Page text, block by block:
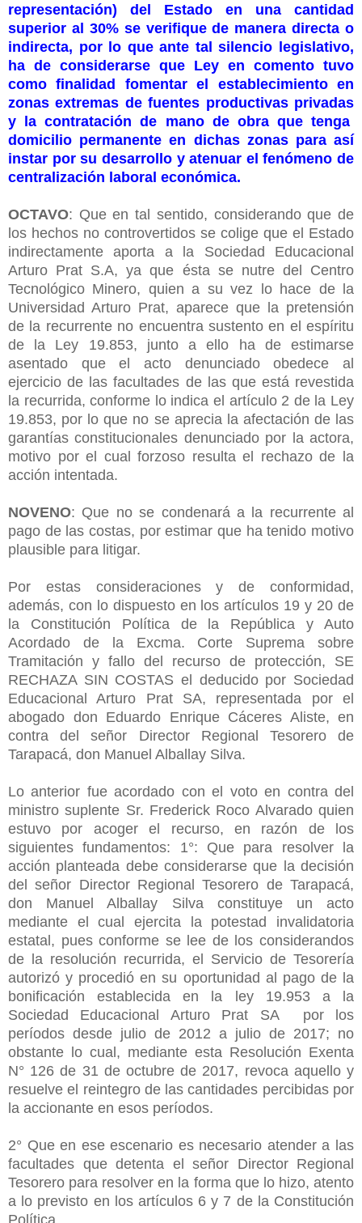
representación) del Estado en una cantidad
superior al 30% se verifique de manera directa o
indirecta, por lo que ante tal silencio legislativo,
ha de considerarse que Ley en comento tuvo
como finalidad fomentar el establecimiento en
zonas extremas de fuentes productivas privadas
y la contratación de mano de obra que tenga
domicilio permanente en dichas zonas para así
instar por su desarrollo y atenuar el fenómeno de
centralización laboral económica.
OCTAVO: Que en tal sentido, considerando que de
los hechos no controvertidos se colige que el Estado
indirectamente aporta a la Sociedad Educacional
Arturo Prat S.A, ya que ésta se nutre del Centro
Tecnológico Minero, quien a su vez lo hace de la
Universidad Arturo Prat, aparece que la pretensión
de la recurrente no encuentra sustento en el espíritu
de la Ley 19.853, junto a ello ha de estimarse
asentado que el acto denunciado obedece al
ejercicio de las facultades de las que está revestida
la recurrida, conforme lo indica el artículo 2 de la Ley
19.853, por lo que no se aprecia la afectación de las
garantías constitucionales denunciado por la actora,
motivo por el cual forzoso resulta el rechazo de la
acción intentada.
NOVENO: Que no se condenará a la recurrente al
pago de las costas, por estimar que ha tenido motivo
plausible para litigar.
Por estas consideraciones y de conformidad,
además, con lo dispuesto en los artículos 19 y 20 de
la Constitución Política de la República y Auto
Acordado de la Excma. Corte Suprema sobre
Tramitación y fallo del recurso de protección, SE
RECHAZA SIN COSTAS el deducido por Sociedad
Educacional Arturo Prat SA, representada por el
abogado don Eduardo Enrique Cáceres Aliste, en
contra del señor Director Regional Tesorero de
Tarapacá, don Manuel Alballay Silva.
Lo anterior fue acordado con el voto en contra del
ministro suplente Sr. Frederick Roco Alvarado quien
estuvo por acoger el recurso, en razón de los
siguientes fundamentos: 1°: Que para resolver la
acción planteada debe considerarse que la decisión
del señor Director Regional Tesorero de Tarapacá,
don Manuel Alballay Silva constituye un acto
mediante el cual ejercita la potestad invalidatoria
estatal, pues conforme se lee de los considerandos
de la resolución recurrida, el Servicio de Tesorería
autorizó y procedió en su oportunidad al pago de la
bonificación establecida en la ley 19.953 a la
Sociedad Educacional Arturo Prat SA por los
períodos desde julio de 2012 a julio de 2017; no
obstante lo cual, mediante esta Resolución Exenta
N° 126 de 31 de octubre de 2017, revoca aquello y
resuelve el reintegro de las cantidades percibidas por
la accionante en esos períodos.
2° Que en ese escenario es necesario atender a las
facultades que detenta el señor Director Regional
Tesorero para resolver en la forma que lo hizo, atento
a lo previsto en los artículos 6 y 7 de la Constitución
Política.